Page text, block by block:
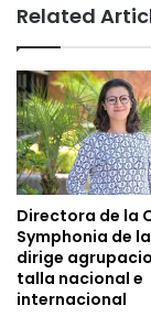
Related
Directora de la
Symphonia de la
dirige
talla nacional e
internacional